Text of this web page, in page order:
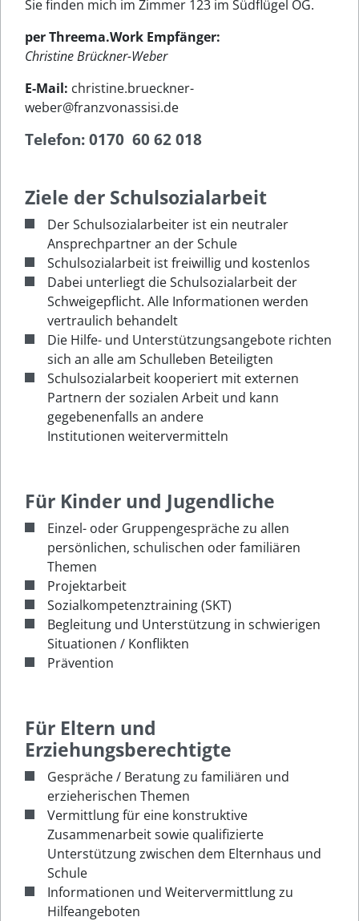
Sie finden mich im Zimmer 123 im Südflügel OG.
per Threema.Work Empfänger:
Christine Brückner-Weber
E-Mail: christine.brueckner-
weber@franzvonassisi.de
Telefon:0170 60 62 018
Ziele der Schulsozialarbeit
Der Schulsozialarbeiter ist ein neutraler
Ansprechpartner an der Schule
Schulsozialarbeit ist freiwillig und kostenlos
Dabei unterliegt die Schulsozialarbeit der
Schweigepflicht. Alle Informationen werden
vertraulich behandelt
Die Hilfe- und Unterstützungsangebote richten
sich an alle am Schulleben Beteiligten
Schulsozialarbeit kooperiert mit externen
Partnern der sozialen Arbeit und kann
gegebenenfalls an andere
Institutionen weitervermitteln
Für Kinder und Jugendliche
Einzel- oder Gruppengespräche zu allen
persönlichen, schulischen oder familiären
Themen
Projektarbeit
Sozialkompetenztraining (SKT)
Begleitung und Unterstützung in schwierigen
Situationen / Konflikten
Prävention
Für Eltern und
Erziehungsberechtigte
Gespräche / Beratung zu familiären und
erzieherischen Themen
Vermittlung für eine konstruktive
Zusammenarbeit sowie qualifizierte
Unterstützung zwischen dem Elternhaus und
Schule
Informationen und Weitervermittlung zu
Hilfeangeboten